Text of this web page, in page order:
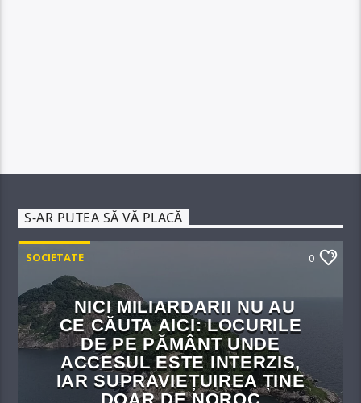
S-AR PUTEA SĂ VĂ PLACĂ
SOCIETATE 0
NICI MILIARDARII NU AU
CE CĂUTA AICI: LOCURILE
DE PE PĂMÂNT UNDE
ACCESUL ESTE INTERZIS,
IAR SUPRAVIEȚUIREA ȚINE